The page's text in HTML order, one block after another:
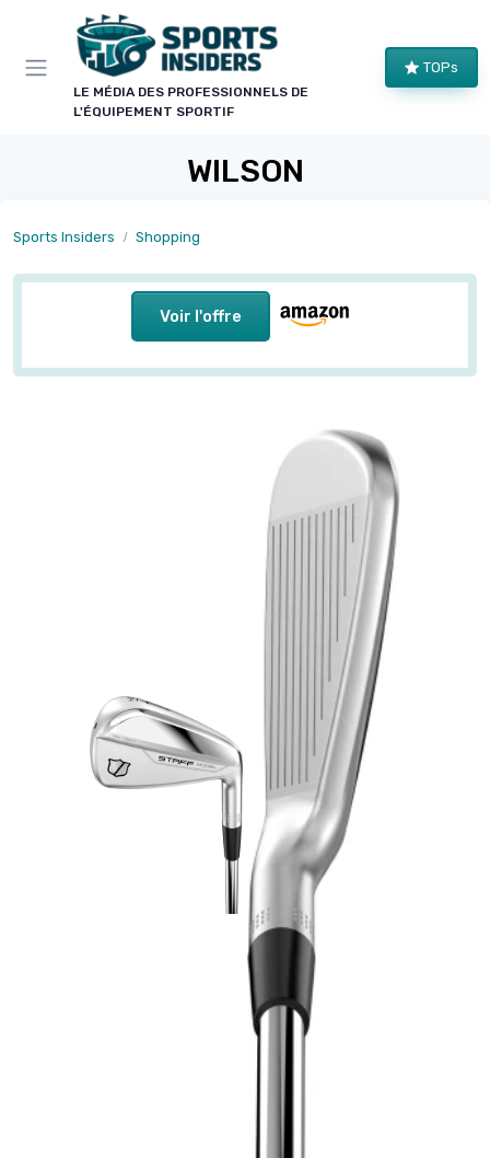
LE MÉDIA DES PROFESSIONNELS DE
L'ÉQUIPEMENT SPORTIF
TOPs
WILSON
Sports Insiders Shopping
Voir l'offre
Panneau de gestion des cookies